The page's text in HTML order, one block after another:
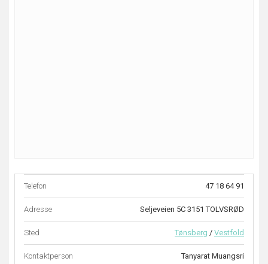
Telefon 47 18 64 91
Adresse Seljeveien 5C 3151 TOLVSRØD
Sted Tønsberg / Vestfold
Kontaktperson Tanyarat Muangsri